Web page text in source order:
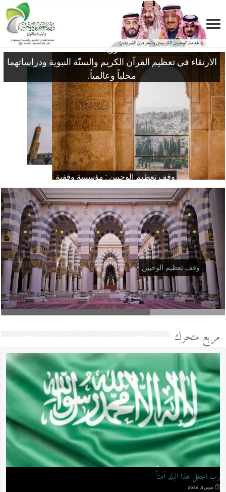
الرؤية:
الارتقاء في تعظيم القرآن الكريم والسنّة النبوية ودراساتهما
محلياً وعالمياً.
وقف تعظيم الوحيين
مربع متحرك
وقف تعظيم الوحيين يفوز بجائزة الأميرة صيتة بنت عبد العزيز
يناير 14, 2026